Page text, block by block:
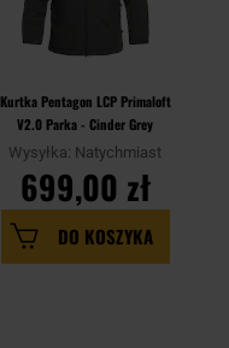
Kurtka Pentagon LCP Primaloft
V2.0 Parka - Cinder Grey
Wysyłka: Natychmiast
699,00 zł
DO KOSZYKA